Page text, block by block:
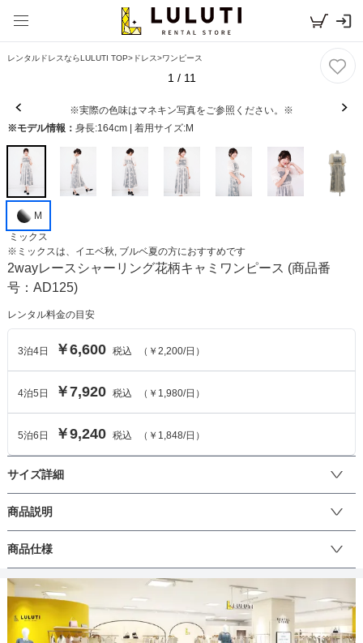
レンタルドレスならLULUTI TOP>ドレス>ワンピース
1 / 11
※実際の色味はマネキン写真をご参照ください。※
※モデル情報： 身長:164cm | 着用サイズ:M
M
ミックス
※ ミックスは、 イエベ秋, ブルベ夏の方におすすめです
2wayレースシャーリング花柄キャミワンピース (商品番
号：AD125)
レンタル料金の目安
3泊4日 ￥6,600 税込 （ ￥2,200/日）
4泊5 日 ￥7,920 税込 （ ￥1,980/日）
5泊6 日 ￥9,240 税込 （ ￥1,848/日）
サイズ詳細
ワンピースのサイズ
115
肩幅
商品説明
メッシュのような柔らかいレースワンピースと大判の花柄が華やか
さを演出する2wayワンピースです。レースワンピースは袖口とウエ
ストがシャーリングデザインになっているので、ふんわりとしすぎ
す女性らしいシルエットで着用できます。袖はふんわりとしたボリ
ュームあるデザインなので二の腕をしっかりカバー。インナーワン
ピースは大判の花柄なのでレースワンピースと組み合わせると主役
商品仕様
丈 ひざ上 ひざ下 ミモレ パンツ